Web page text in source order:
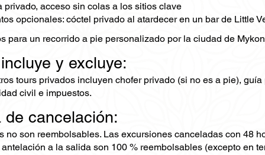
privado, acceso sin colas a los sitios clave
opcionales: cóctel privado al atardecer en un bar de Little
para un recorrido a pie personalizado por la ciudad de
y excluye:
tours privados incluyen chofer privado (si no es a pie),
civil e impuestos.
de cancelación:
no son reembolsables. Las excursiones canceladas con 48
a la salida son 100 % reembolsables (excepto en